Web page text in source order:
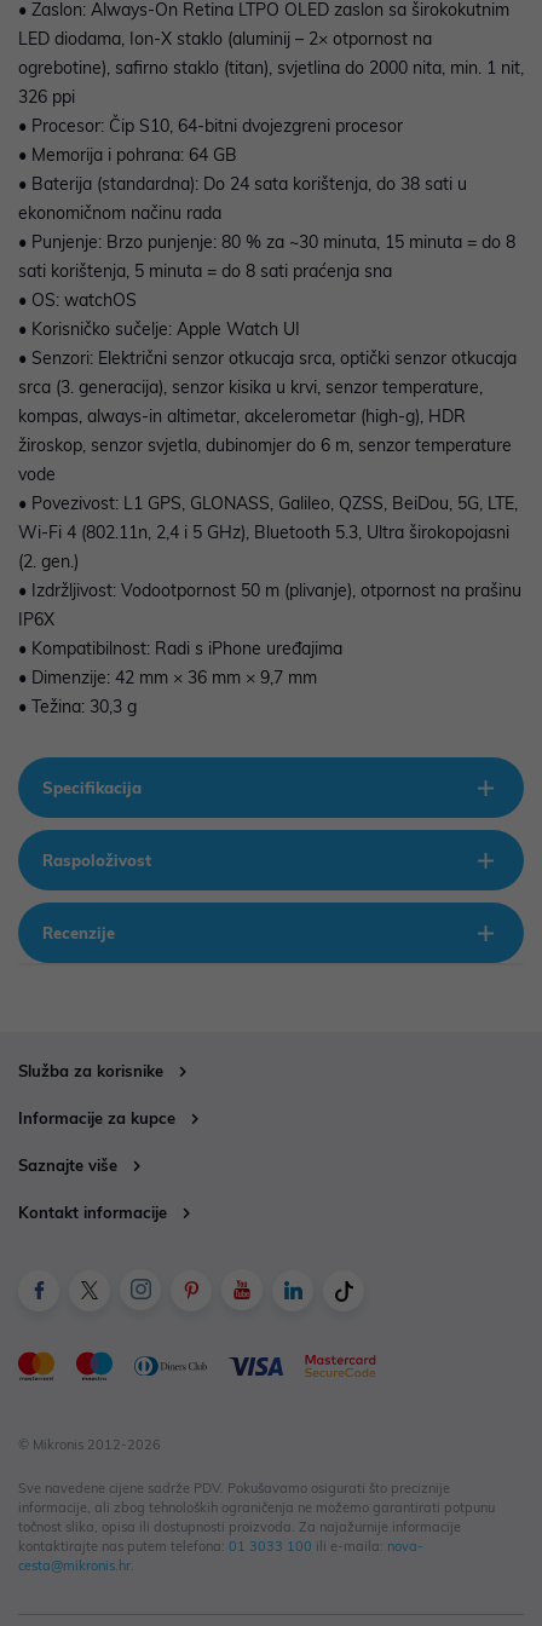
• Zaslon: Always-On Retina LTPO OLED zaslon sa širokokutnim
LED diodama, Ion-X staklo (aluminij – 2× otpornost na
ogrebotine), safirno staklo (titan), svjetlina do 2000 nita, min. 1 nit,
326 ppi
• Procesor: Čip S10, 64-bitni dvojezgreni procesor
• Memorija i pohrana: 64 GB
• Baterija (standardna): Do 24 sata korištenja, do 38 sati u
ekonomičnom načinu rada
• Punjenje: Brzo punjenje: 80 % za ~30 minuta, 15 minuta = do 8
sati korištenja, 5 minuta = do 8 sati praćenja sna
• OS: watchOS
• Korisničko sučelje: Apple Watch UI
• Senzori: Električni senzor otkucaja srca, optički senzor otkucaja
srca (3. generacija), senzor kisika u krvi, senzor temperature,
kompas, always-in altimetar, akcelerometar (high-g), HDR
žiroskop, senzor svjetla, dubinomjer do 6 m, senzor temperature
vode
• Povezivost: L1 GPS, GLONASS, Galileo, QZSS, BeiDou, 5G, LTE,
Wi-Fi 4 (802.11n, 2,4 i 5 GHz), Bluetooth 5.3, Ultra širokopojasni
(2. gen.)
• Izdržljivost: Vodootpornost 50 m (plivanje), otpornost na prašinu
IP6X
• Kompatibilnost: Radi s iPhone uređajima
• Dimenzije: 42 mm × 36 mm × 9,7 mm
• Težina: 30,3 g
Specifikacija
Raspoloživost
Recenzije
Služba za korisnike
Informacije za kupce
Saznajte više
Kontakt informacije
© Mikronis 2012-2026
Sve navedene cijene sadrže PDV. Pokušavamo osigurati što preciznije
informacije, ali zbog tehnoloških ograničenja ne možemo garantirati potpunu
točnost slika, opisa ili dostupnosti proizvoda. Za najažurnije informacije
kontaktirajte nas putem telefona: 01 3033 100 ili e-maila: nova-
cesta@mikronis.hr.